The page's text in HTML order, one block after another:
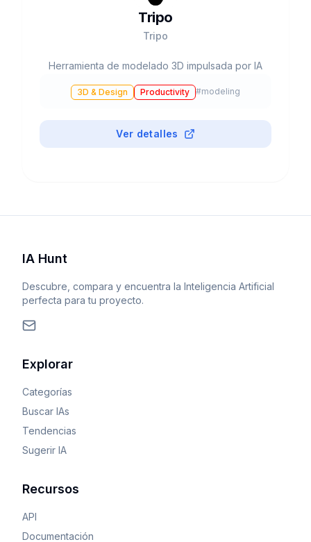
Tripo
Tripo
Herramienta de modelado 3D impulsada por IA
3D & Design Productivity #modeling
Ver detalles
IA Hunt
Descubre, compara y encuentra la Inteligencia Artificial
perfecta para tu proyecto.
Explorar
Categorías
Buscar IAs
Tendencias
Sugerir IA
Recursos
API
Documentación